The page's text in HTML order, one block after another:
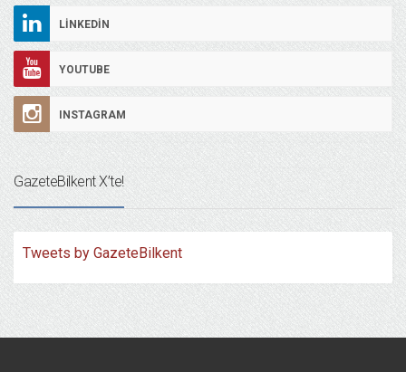
LINKEDIN
YOUTUBE
INSTAGRAM
GazeteBilkent X’te!
Tweets by GazeteBilkent